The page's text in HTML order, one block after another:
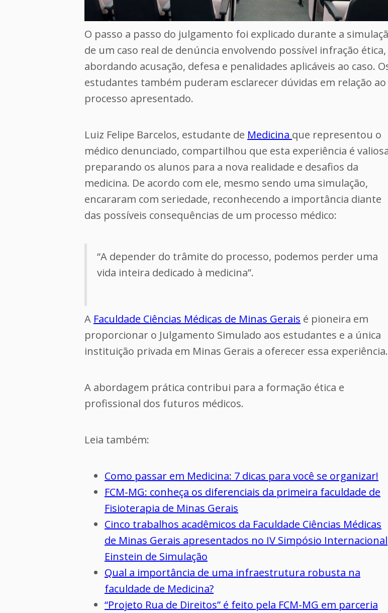
O passo a passo do julgamento foi explicado durante a
de um caso real de denúncia envolvendo possível infração ética,
abordando acusação, defesa e penalidades aplicáveis ao caso.
estudantes também puderam esclarecer dúvidas em relação ao
processo apresentado.
Luiz Felipe Barcelos, estudante de Medicina que representou o
médico denunciado, compartilhou que esta experiência é
preparando os alunos para a nova realidade e desafios da
medicina. De acordo com ele, mesmo sendo uma simulação,
encararam com seriedade, reconhecendo a importância diante
das possíveis consequências de um processo médico:
“A depender do trâmite do processo, podemos perder uma
vida inteira dedicado à medicina”.
A Faculdade Ciências Médicas de Minas Gerais é pioneira em
proporcionar o Julgamento Simulado aos estudantes e a única
instituição privada em Minas Gerais a oferecer essa experiência.
A abordagem prática contribui para a formação ética e
profissional dos futuros médicos.
Leia também:
Como passar em Medicina: 7 dicas para você se organizar!
FCM-MG: conheça os diferenciais da primeira faculdade de
Fisioterapia de Minas Gerais
Cinco trabalhos acadêmicos da Faculdade Ciências Médicas
de Minas Gerais apresentados no IV Simpósio Internacional
Einstein de Simulação
Qual a importância de uma infraestrutura robusta na
faculdade de Medicina?
“Projeto Rua de Direitos” é feito pela FCM-MG em parceria